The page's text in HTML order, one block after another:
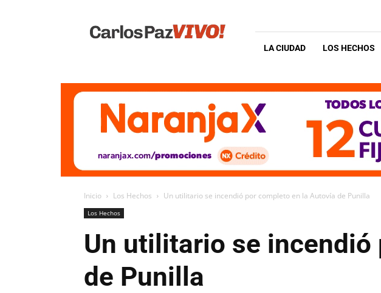
Vivo
LA CIUDAD LOS HECHOS
Inicio Los Hechos Un utilitario se incendió por completo en la Autovía de Punilla
Los Hechos
Un utilitario se
de Punilla